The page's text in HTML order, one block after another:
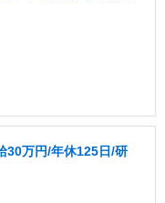
30万円/年休125日/研